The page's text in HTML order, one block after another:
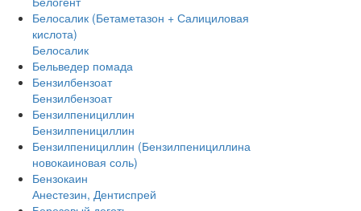
Белосалик (Бетаметазон + Салициловая
кислота)
Белосалик
Бельведер помада
Бензилбензоат
Бензилбензоат
Бензилпенициллин
Бензилпенициллин
Бензилпенициллин (Бензилпенициллина
новокаиновая соль)
Бензокаин
Анестезин, Дентиспрей